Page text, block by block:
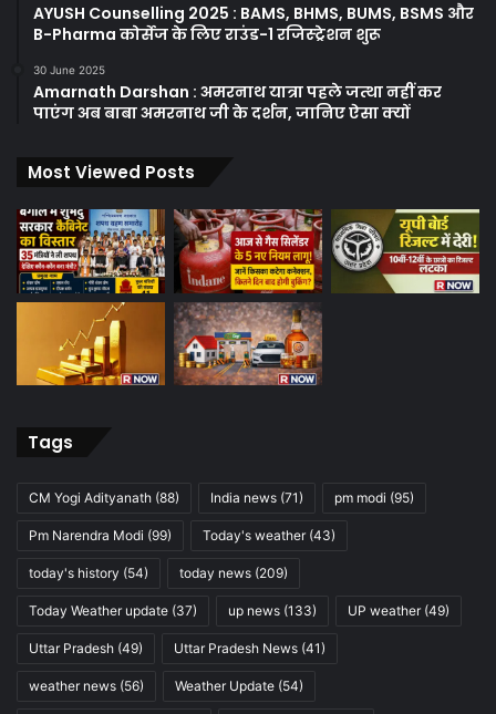
AYUSH Counselling 2025 : BAMS, BHMS, BUMS, BSMS और
B-Pharma कोर्सेज के लिए राउंड-1 रजिस्ट्रेशन शुरू
30 June 2025
Amarnath Darshan : अमरनाथ यात्रा पहले जत्था नहीं कर
पाएंग अब बाबा अमरनाथ जी के दर्शन, जानिए ऐसा क्यों
Most Viewed Posts
Tags
CM Yogi Adityanath (88) India news (71) pm modi (95)
Pm Narendra Modi (99) Today's weather(43)
today's history (54) today news (209)
Today Weather update (37) up news (133) UP weather(49)
Uttar Pradesh (49) Uttar Pradesh News (41)
weather news (56) Weather Update (54)